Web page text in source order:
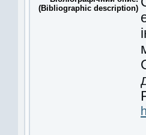
(Bibliographic description)